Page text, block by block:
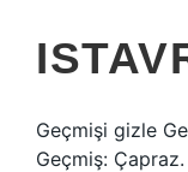
Geçmişi gizle
Geçmiş: Çapraz.